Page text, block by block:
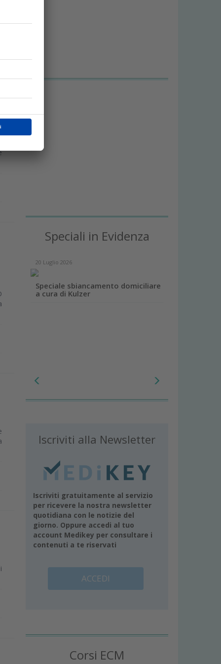
Speciali in Evidenza
20 Luglio 2026
Speciale sbiancamento domiciliare
a cura di Kulzer
Iscriviti alla Newsletter
Iscriviti gratuitamente al servizio
per ricevere la nostra newsletter
quotidiana con le notizie del
giorno. Oppure accedi al tuo
account Medikey per consultare i
contenuti a te riservati
ACCEDI
Corsi ECM